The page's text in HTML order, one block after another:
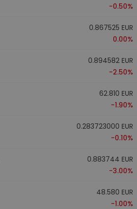
-0.50%
0.867525 EUR
0.00%
0.894582 EUR
-2.50%
62.810 EUR
-1.90%
0.283723000 EUR
-0.10%
0.883744 EUR
-3.00%
48.580 EUR
-1.00%